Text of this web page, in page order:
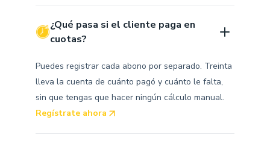
¿Qué pasa si el cliente paga en
cuotas?
Puedes registrar cada abono por separado. Treinta
lleva la cuenta de cuánto pagó y cuánto le falta,
sin que tengas que hacer ningún cálculo manual.
Regístrate ahora